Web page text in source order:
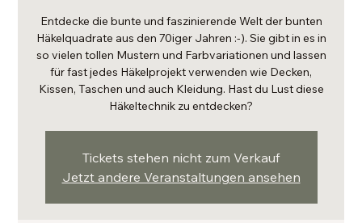
Entdecke die bunte und faszinierende Welt der bunten
Häkelquadrate aus den 70iger Jahren :-). Sie gibt in es in
so vielen tollen Mustern und Farbvariationen und lassen
für fast jedes Häkelprojekt verwenden wie Decken,
Kissen, Taschen und auch Kleidung. Hast du Lust diese
Häkeltechnik zu entdecken?
Tickets stehen nicht zum Verkauf
Jetzt andere Veranstaltungen ansehen